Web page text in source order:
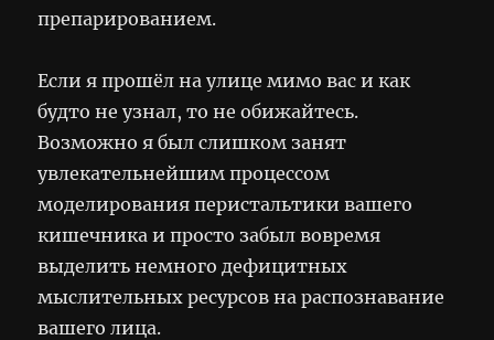
препарированием.
Если я прошёл на улице мимо вас и как
будто не узнал, то не обижайтесь.
Возможно я был слишком занят
увлекательнейшим процессом
моделирования перистальтики вашего
кишечника и просто забыл вовремя
выделить немного дефицитных
мыслительных ресурсов на распознавание
вашего лица.